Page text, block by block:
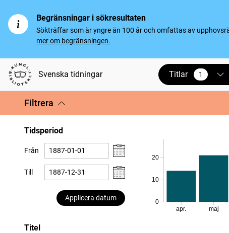
Begränsningar i sökresultaten
Sökträffar som är yngre än 100 år och omfattas av
mer om begränsningen.
Svenska tidningar Titlar 1
vald
Filtrera
Tidsperiod
Från
Till
Applicera datum
0
10
20
apr. maj
Titel